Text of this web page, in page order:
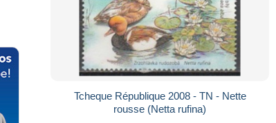
Tcheque République 2008 - TN - Nette
rousse (Netta rufina)